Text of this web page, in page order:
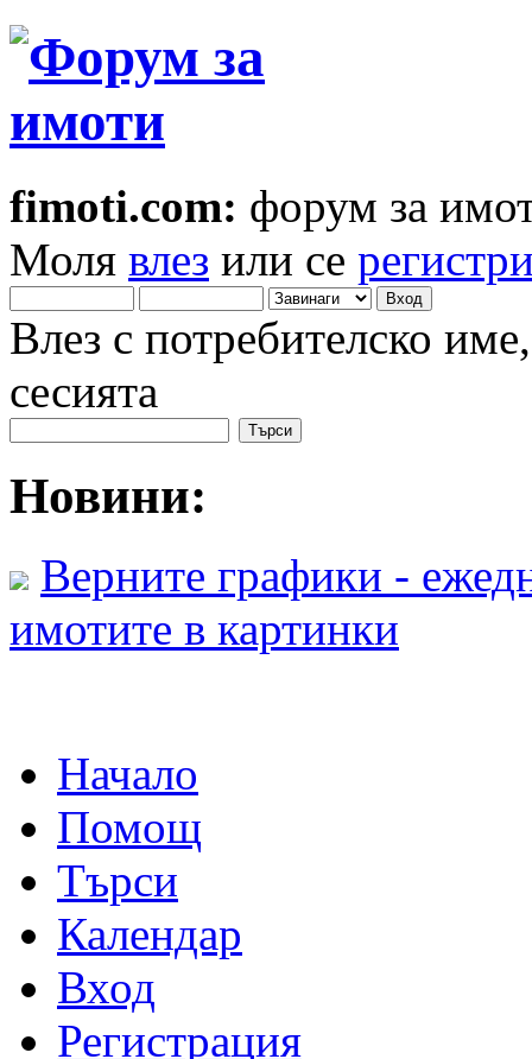
fimoti.com: форум за
Моля влез или се
Влез с потребителско
сесията
Новини:
Верните графики -
имотите в картинки
Начало
Помощ
Търси
Календар
Вход
Регистрация